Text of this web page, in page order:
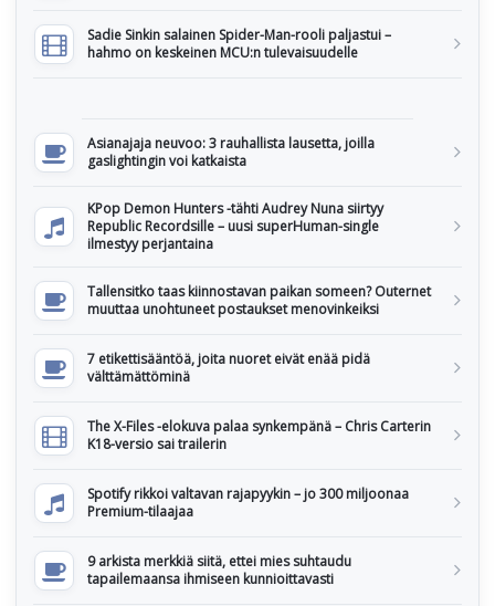
Sadie Sinkin salainen Spider-Man-rooli paljastui –
hahmo on keskeinen MCU:n tulevaisuudelle
Asianajaja neuvoo: 3 rauhallista lausetta, joilla
gaslightingin voi katkaista
KPop Demon Hunters -tähti Audrey Nuna siirtyy
Republic Recordsille – uusi superHuman-single
ilmestyy perjantaina
Tallensitko taas kiinnostavan paikan someen? Outernet
muuttaa unohtuneet postaukset menovinkeiksi
7 etikettisääntöä, joita nuoret eivät enää pidä
välttämättöminä
The X-Files -elokuva palaa synkempänä – Chris Carterin
K18-versio sai trailerin
Spotify rikkoi valtavan rajapyykin – jo 300 miljoonaa
Premium-tilaajaa
9 arkista merkkiä siitä, ettei mies suhtaudu
tapailemaansa ihmiseen kunnioittavasti